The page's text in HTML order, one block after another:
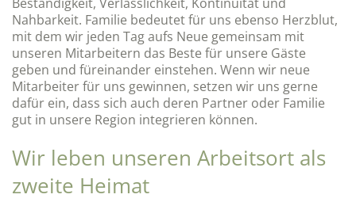
Nahbarkeit. Familie bedeutet für uns ebenso Herzblut,
mit dem wir jeden Tag aufs Neue gemeinsam mit
unseren Mitarbeitern das Beste für unsere Gäste
geben und füreinander einstehen. Wenn wir neue
Mitarbeiter für uns gewinnen, setzen wir uns gerne
dafür ein, dass sich auch deren Partner oder Familie
gut in unsere Region integrieren können.
Wir leben unseren Arbeitsort als
zweite Heimat